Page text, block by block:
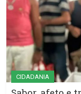
CIDADANIA